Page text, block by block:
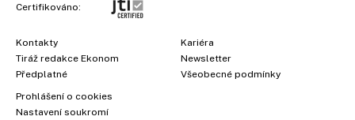
Certifikováno:
Kontakty
Tiráž redakce Ekonom
Předplatné
Kariéra
Newsletter
Všeobecné podmínky
Prohlášení o cookies
Nastavení soukromí